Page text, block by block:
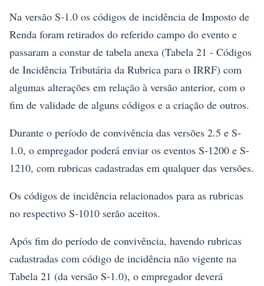
Na versão S-1.0 os códigos de incidência de Imposto de
Renda foram retirados do referido campo do evento e
passaram a constar de tabela anexa (Tabela 21 - Códigos
de Incidência Tributária da Rubrica para o IRRF) com
algumas alterações em relação à versão anterior, com o
fim de validade de alguns códigos e a criação de outros.
Durante o período de convivência das versões 2.5 e S-
1.0, o empregador poderá enviar os eventos S-1200 e S-
1210, com rubricas cadastradas em qualquer das versões.
Os códigos de incidência relacionados para as rubricas
no respectivo S-1010 serão aceitos.
Após fim do período de convivência, havendo rubricas
cadastradas com código de incidência não vigente na
Tabela 21 (da versão S-1.0), o empregador deverá